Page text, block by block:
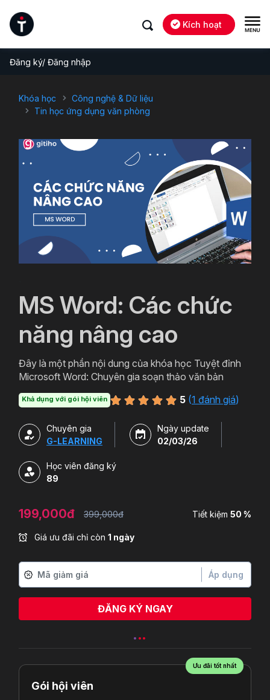
Kích hoạt
Đăng ký/ Đăng nhập
Khóa học
Công nghệ & Dữ liệu
Tin học ứng dụng văn phòng
MS Word: Các chức
năng nâng cao
Đây là một phần nội dung của khóa học Tuyệt đỉnh
Microsoft Word: Chuyên gia soạn thảo văn bản
Khả dụng với gói hội viên 5 (1 đánh giá)
Chuyên gia
G-LEARNING
Ngày update
02/03/26
Học viên đăng ký
89
199,000đ 399,000đ Tiết kiệm 50 %
Giá ưu đãi chỉ còn 1 ngày
Áp dụng
ĐĂNG KÝ NGAY
Ưu đãi tốt nhất
Gói hội viên